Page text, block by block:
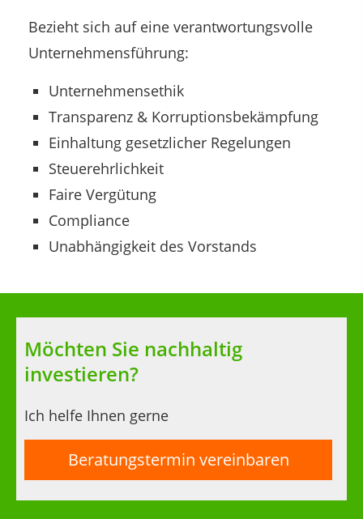
Bezieht sich auf eine verantwortungsvolle
Unternehmensführung:
Unternehmensethik
Transparenz & Korruptionsbekämpfung
Einhaltung gesetzlicher Regelungen
Steuerehrlichkeit
Faire Vergütung
Compliance
Unabhängigkeit des Vorstands
Möchten Sie nachhaltig
investieren?
Ich helfe Ihnen gerne
Beratungstermin vereinbaren